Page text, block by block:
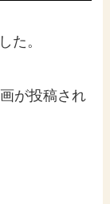
た。
が投稿され